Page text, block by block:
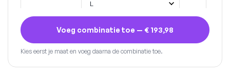
Voeg combinatie toe — € 193,98
Kies eerst je maat en voeg daarna de combinatie toe.